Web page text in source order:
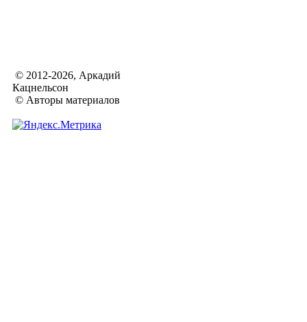
© 2012-2026, Аркадий
Кацнельсон
© Авторы материалов